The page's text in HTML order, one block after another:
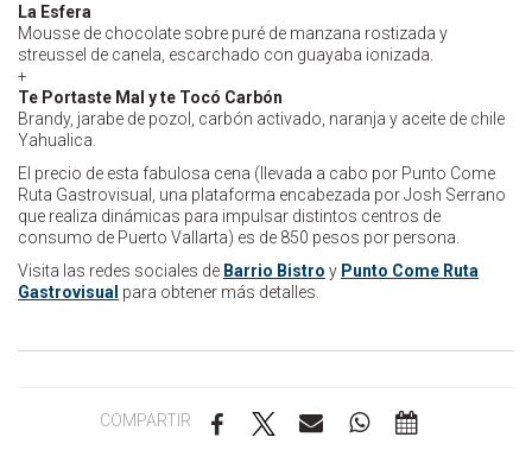
La Esfera
Mousse de chocolate sobre puré de manzana rostizada y
streussel de canela, escarchado con guayaba ionizada.
+
Te Portaste Mal y te Tocó Carbón
Brandy, jarabe de pozol, carbón activado, naranja y aceite de chile
Yahualica.
El precio de esta fabulosa cena (llevada a cabo por Punto Come
Ruta Gastrovisual, una plataforma encabezada por Josh Serrano
que realiza dinámicas para impulsar distintos centros de
consumo de Puerto Vallarta) es de 850 pesos por persona.
Visita las redes sociales de Barrio Bistro y Punto Come Ruta
Gastrovisual para obtener más detalles.
COMPARTIR